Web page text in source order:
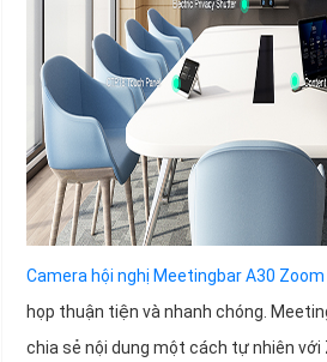
Camera hội nghị Meetingbar A30 Zoom
họp thuận tiện và nhanh chóng.
chia sẻ nội dung một cách tự nhiên với